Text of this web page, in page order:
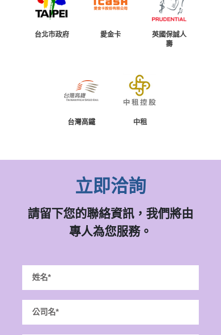
台北市政府 愛金卡
英國保誠人
壽
台灣高鐵 中租
立即洽詢
請留下您的聯絡資訊，我們將由
專人為您服務。